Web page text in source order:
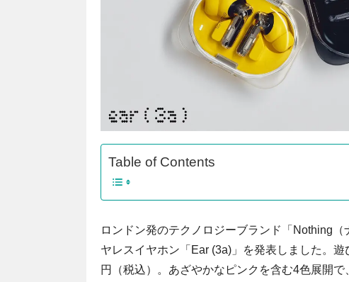
Table of Contents
ロンドン発のテクノロジーブランド「Nothing
ヤレスイヤホン「Ear (3a)」を発表しました。
円（税込）。あざやかなピンクを含む4色展開